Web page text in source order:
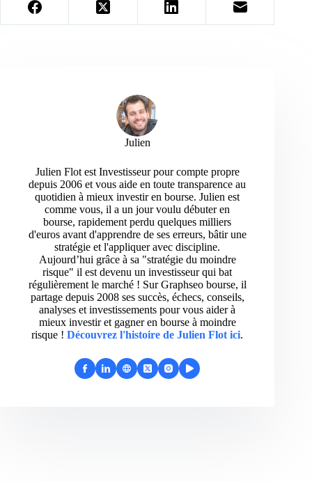
Julien
Julien Flot est Investisseur pour compte propre
depuis 2006 et vous aide en toute transparence au
quotidien à mieux investir en bourse. Julien est
comme vous, il a un jour voulu débuter en
bourse, rapidement perdu quelques milliers
d'euros avant d'apprendre de ses erreurs, bâtir une
stratégie et l'appliquer avec discipline.
Aujourd’hui grâce à sa "stratégie du moindre
risque" il est devenu un investisseur qui bat
régulièrement le marché ! Sur Graphseo bourse, il
partage depuis 2008 ses succès, échecs, conseils,
analyses et investissements pour vous aider à
mieux investir et gagner en bourse à moindre
risque ! Découvrez l'histoire de Julien Flot ici.